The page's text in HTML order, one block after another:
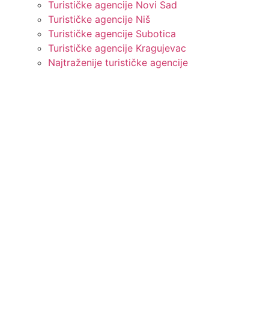
Turističke agencije Novi Sad
Turističke agencije Niš
Turističke agencije Subotica
Turističke agencije Kragujevac
Najtraženije turističke agencije